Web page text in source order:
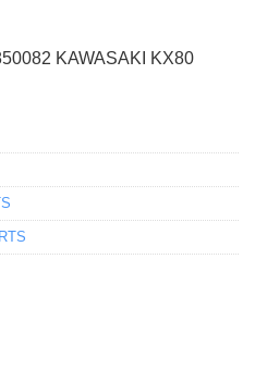
KAWASAKI KX80